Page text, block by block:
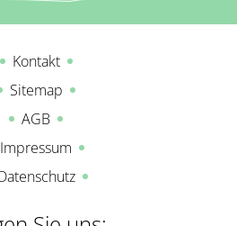
Kontakt
Sitemap
AGB
Impressum